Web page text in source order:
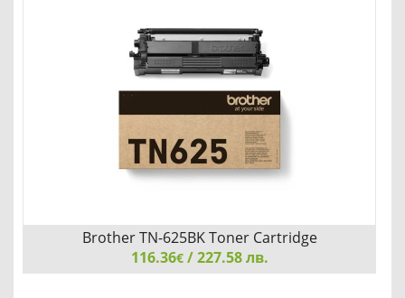
Brother TN-625BK Toner Cartridge
116.36€/ 227.58 лв.